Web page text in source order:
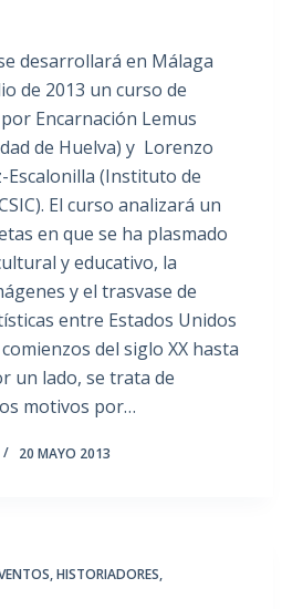
desarrollará en Málaga
de 2013 un curso de
Encarnación Lemus
de Huelva) y Lorenzo
Escalonilla (Instituto de
El curso analizará un
en que se ha plasmado
y educativo, la
y el trasvase de
entre Estados Unidos
del siglo XX hasta
un lado, se trata de
motivos por…
20 MAYO 2013
,HISTORIADORES,